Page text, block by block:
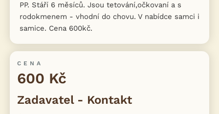
PP. Stáří 6 měsíců. Jsou tetování,očkovaní a s
rodokmenem - vhodní do chovu. V nabídce samci i
samice. Cena 600kč.
CENA
600 Kč
Zadavatel - Kontakt